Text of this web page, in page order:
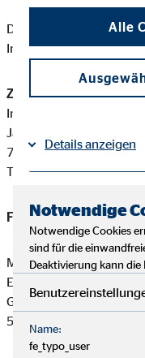
Diese berufsrechtlichen
Internetseite einsehen:
Zuständige
Industrie- und
Jägerstraße 30
70174 Stuttgart
Tel: +49 711 20050
Michael Tischler ist ein
Erlaubnispflicht nach §
GewO, eingetragen in
5 GewO.
Alle
Details anzeigen
Notwendige
Notwendige Cookies
sind für die
Deaktivierung kann
Name:
fe_typo_user